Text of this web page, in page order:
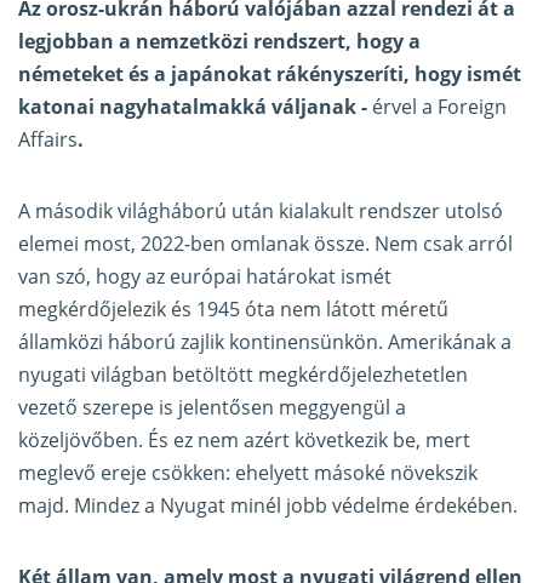
Az orosz-ukrán háború valójában azzal rendezi át a
legjobban a nemzetközi rendszert, hogy a
németeket és a japánokat rákényszeríti, hogy ismét
katonai nagyhatalmakká váljanak - érvel a Foreign
Affairs.
A második világháború után kialakult rendszer utolsó
elemei most, 2022-ben omlanak össze. Nem csak arról
van szó, hogy az európai határokat ismét
megkérdőjelezik és 1945 óta nem látott méretű
államközi háború zajlik kontinensünkön. Amerikának a
nyugati világban betöltött megkérdőjelezhetetlen
vezető szerepe is jelentősen meggyengül a
közeljövőben. És ez nem azért következik be, mert
meglevő ereje csökken: ehelyett másoké növekszik
majd. Mindez a Nyugat minél jobb védelme érdekében.
Két állam van, amely most a nyugati világrend ellen